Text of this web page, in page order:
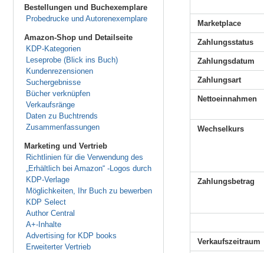
Bestellungen und Buchexemplare
Probedrucke und Autorenexemplare
Amazon-Shop und Detailseite
KDP-Kategorien
Leseprobe (Blick ins Buch)
Kundenrezensionen
Suchergebnisse
Bücher verknüpfen
Verkaufsränge
Daten zu Buchtrends
Zusammenfassungen
Marketing und Vertrieb
Richtlinien für die Verwendung des
„Erhältlich bei Amazon“ -Logos durch
KDP-Verlage
Möglichkeiten, Ihr Buch zu bewerben
KDP Select
Author Central
A+-Inhalte
Advertising for KDP books
Erweiterter Vertrieb
Marketplace
Zahlungsstatus
Zahlungsdatum
Zahlungsart
Nettoeinnahmen
Wechselkurs
Zahlungsbetrag
Verkaufszeitraum